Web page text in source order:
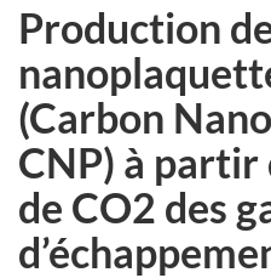
Production
(Carbon
CNP) à partir
de CO2 des